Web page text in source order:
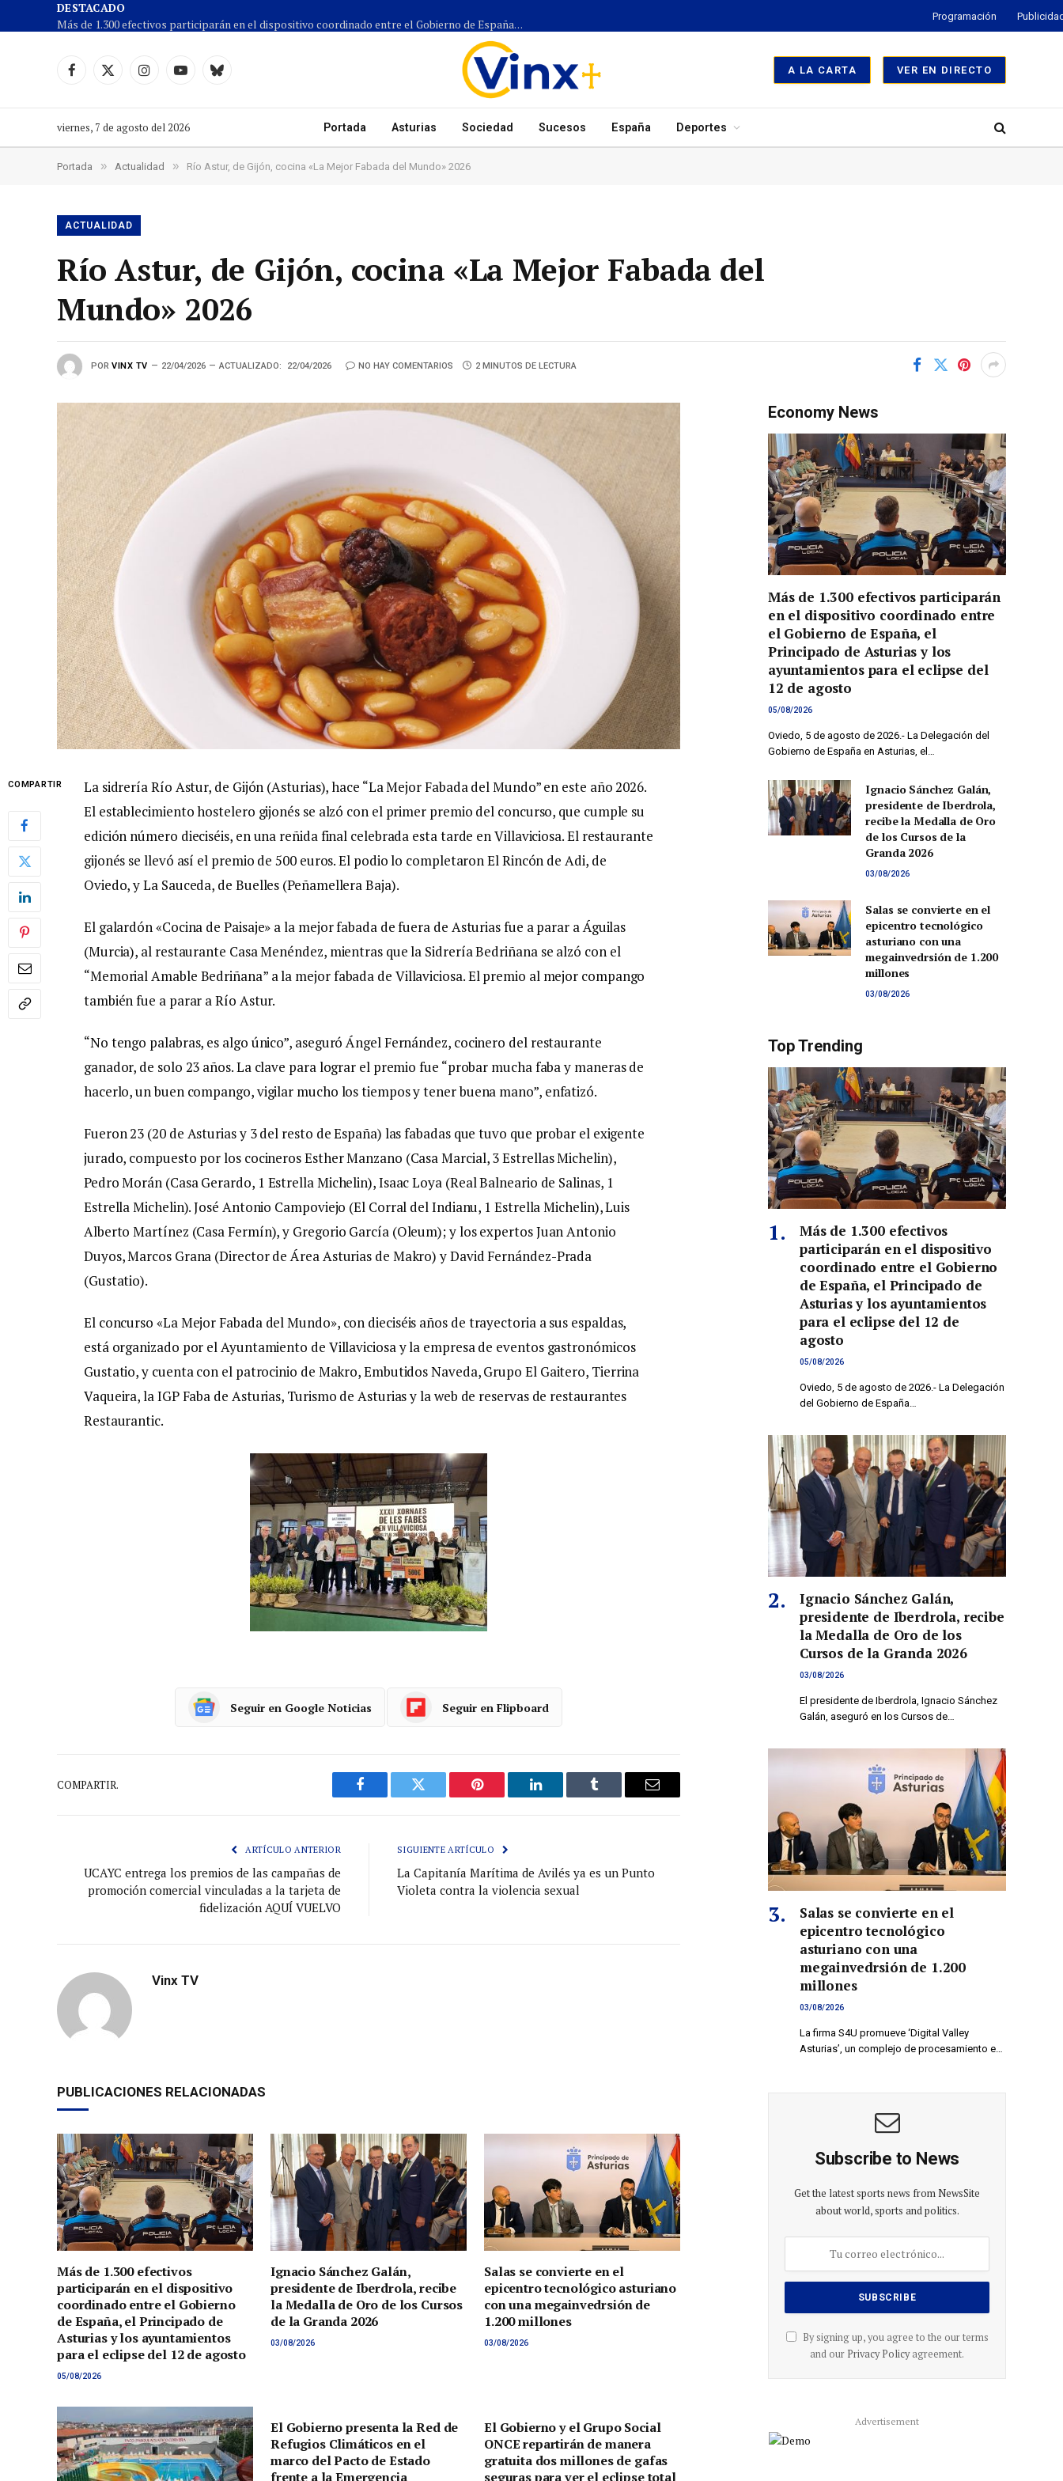
DESTACADO
Más de 1.300 efectivos participarán en el dispositivo coordinado entre el Gobierno de España, el Principado de Asturias y los ayuntamientos para el eclipse del 12 de agosto
Programación
Facebook
X
InstagramYouTubeCielo
A LA CARTA VER EN DIRECTO
viernes, 7 de agosto del 2026 Portada Asturias Sociedad Sucesos España Deportes
Portada » Actualidad » Río Astur, de Gijón, cocina «La Mejor Fabada del Mundo» 2026
ACTUALIDAD
Río Astur, de Gijón, cocina «La Mejor Fabada del
Mundo» 2026
POR VINX TV 22/04/2026 ACTUALIZADO: 22/04/2026 NO HAY COMENTARIOS 2 MINUTOS DE LECTURA
COMPARTIR
La sidrería Río Astur, de Gijón (Asturias), hace “La Mejor Fabada del Mundo” en este año 2026.
El establecimiento hostelero gijonés se alzó con el primer premio del concurso, que cumple su
edición número dieciséis, en una reñida final celebrada esta tarde en Villaviciosa. El restaurante
gijonés se llevó así el premio de 500 euros. El podio lo completaron El Rincón de Adi, de
Oviedo, y La Sauceda, de Buelles (Peñamellera Baja).
El galardón «Cocina de Paisaje» a la mejor fabada de fuera de Asturias fue a parar a Águilas
(Murcia), al restaurante Casa Menéndez, mientras que la Sidrería Bedriñana se alzó con el
“Memorial Amable Bedriñana” a la mejor fabada de Villaviciosa. El premio al mejor compango
también fue a parar a Río Astur.
“No tengo palabras, es algo único”, aseguró Ángel Fernández, cocinero del restaurante
ganador, de solo 23 años. La clave para lograr el premio fue “probar mucha faba y maneras de
hacerlo, un buen compango, vigilar mucho los tiempos y tener buena mano”, enfatizó.
Fueron 23 (20 de Asturias y 3 del resto de España) las fabadas que tuvo que probar el exigente
jurado, compuesto por los cocineros Esther Manzano (Casa Marcial, 3 Estrellas Michelin),
Pedro Morán (Casa Gerardo, 1 Estrella Michelin), Isaac Loya (Real Balneario de Salinas, 1
Estrella Michelin). José Antonio Campoviejo (El Corral del Indianu, 1 Estrella Michelin), Luis
Alberto Martínez (Casa Fermín), y Gregorio García (Oleum); y los expertos Juan Antonio
Duyos, Marcos Grana (Director de Área Asturias de Makro) y David Fernández-Prada
(Gustatio).
El concurso «La Mejor Fabada del Mundo», con dieciséis años de trayectoria a sus espaldas,
está organizado por el Ayuntamiento de Villaviciosa y la empresa de eventos gastronómicos
Gustatio, y cuenta con el patrocinio de Makro, Embutidos Naveda, Grupo El Gaitero, Tierrina
Vaqueira, la IGP Faba de Asturias, Turismo de Asturias y la web de reservas de restaurantes
Restaurantic.
Seguir en Google Noticias Seguir en Flipboard
COMPARTIR.
Facebook Gorjeo Pinterest LinkedIn Tumblr
Correo
ARTÍCULO ANTERIOR
UCAYC entrega los premios de las campañas de
promoción comercial vinculadas a la tarjeta de
fidelización AQUÍ VUELVO
SIGUIENTE ARTÍCULO
La Capitanía Marítima de Avilés ya es un Punto
Violeta contra la violencia sexual
Vinx TV
PUBLICACIONES RELACIONADAS
Más de 1.300 efectivos
participarán en el dispositivo
coordinado entre el Gobierno
de España, el Principado de
Asturias y los ayuntamientos
para el eclipse del 12 de agosto
05/08/2026
Ignacio Sánchez Galán,
presidente de Iberdrola, recibe
la Medalla de Oro de los Cursos
de la Granda 2026
03/08/2026
Salas se convierte en el
epicentro tecnológico asturiano
con una megainvedrsión de
1.200 millones
03/08/2026
El Gobierno presenta la Red de
Refugios Climáticos en el
marco del Pacto de Estado
frente a la Emergencia
El Gobierno y el Grupo Social
ONCE repartirán de manera
gratuita dos millones de gafas
seguras para ver el eclipse total
Economy News
Más de 1.300 efectivos participarán
en el dispositivo coordinado entre
el Gobierno de España, el
Principado de Asturias y los
ayuntamientos para el eclipse del
12 de agosto
05/08/2026
Oviedo, 5 de agosto de 2026.- La Delegación del
Gobierno de España en Asturias, el…
Ignacio Sánchez Galán,
presidente de Iberdrola,
recibe la Medalla de Oro
de los Cursos de la
Granda 2026
03/08/2026
Salas se convierte en el
epicentro tecnológico
asturiano con una
megainvedrsión de 1.200
millones
03/08/2026
Top Trending
Más de 1.300 efectivos
participarán en el dispositivo
coordinado entre el Gobierno
de España, el Principado de
Asturias y los ayuntamientos
para el eclipse del 12 de
agosto
05/08/2026
Oviedo, 5 de agosto de 2026.- La Delegación
del Gobierno de España…
Ignacio Sánchez Galán,
presidente de Iberdrola, recibe
la Medalla de Oro de los
Cursos de la Granda 2026
03/08/2026
El presidente de Iberdrola, Ignacio Sánchez
Galán, aseguró en los Cursos de…
Salas se convierte en el
epicentro tecnológico
asturiano con una
megainvedrsión de 1.200
millones
03/08/2026
La firma S4U promueve ‘Digital Valley
Asturias’, un complejo de procesamiento e…
Subscribe to News
Get the latest sports news from NewsSite
about world, sports and politics.
By signing up, you agree to the our terms
and our Privacy Policyagreement.
Advertisement